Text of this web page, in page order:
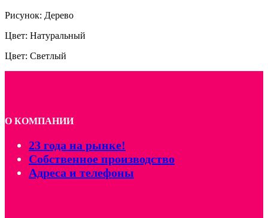
Рисунок: Дерево
Цвет: Натуральный
Цвет: Светлый
О КОМПАНИИ
23 года на рынке!
Собственное производство
Адреса и телефоны